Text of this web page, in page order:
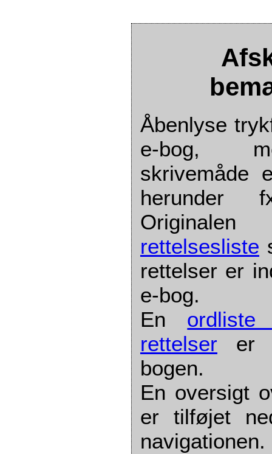
Åbenlyse
e-bog,
skrivemåde
herunder
rettelsesliste
rettelser er
e-bog.
En ordliste
rettelser er
bogen.
En oversigt
er tilføjet
navigationen.